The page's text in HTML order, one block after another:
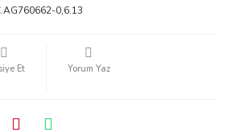
0,6.13
Et Yorum Yaz